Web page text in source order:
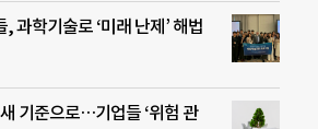
과학기술로 ‘미래 난제’ 해법
기준으로…기업들 ‘위험 관